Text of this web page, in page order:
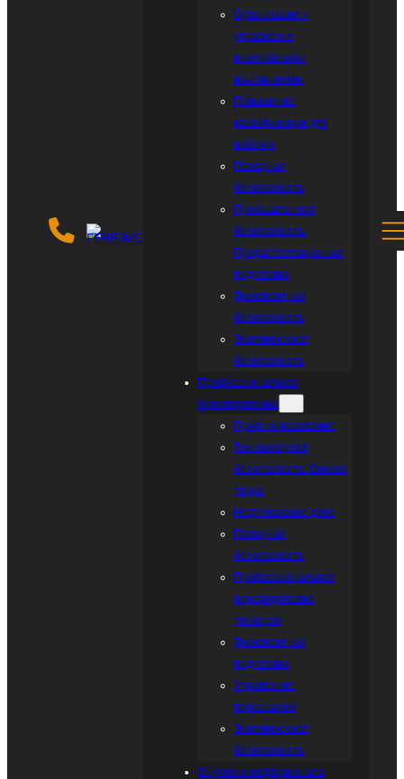
Организация и
управление
инженерными
изысканиями.
Повышение
квалификации для
рабочих
Пожарная
безопасность
Промышленная
безопасность.
Предаттестационная
подготовка
Транспортная
безопасность
Экологическая
безопасность
Профессиональная
переподготовка
Проф. образование
Teхносферная
безопасность. Охрана
труда
Нефтегазовое дело
Пожарная
безопасность
Профессиональная
переподготовка
тренеров
Транспортная
подготовка
Управление
персоналом
Экологическая
безопасность
Обучение медперсонала